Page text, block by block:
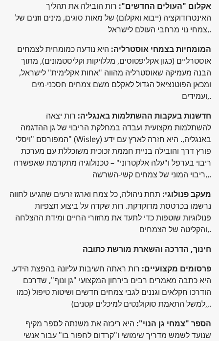
אקלום "העולים החדשים": רות הובילה את תהליך
האינטרודוקציה (ייבוא ואקלום) של מאות סוגים, מינים וזנים של
צמחי נוי מרחבי העולם לישראל,.
המומחיות בצמחי אוסטרליה: היא נודעה כמומחית לצמחים
אוסטרליים (כגון אקליפטוסים, מללויקות וקליסטמונים), מתוך
הבנה מעמיקה שאוסטרליה מהווה "אחות אקלימית" לישראל,
ומכאן הפוטנציאל הגדול לאקלם משם צמחים חסכני-מים
ועמידים,.
חדשנות בעקבות ההשתלמות באנגליה: רות יצאה
להשתלמות מקצועית ועבדה במחלקת הריבוי של גן ההדגמה
המפורסם "ויסלי" (Wisley) באנגליה,. היא חזרה לארץ עם ידע
פורץ דרך והובילה בניית חממת זכוכית משוכללת עם מערכת
ריבוי בערפל ו"עלה אלקטרוני" – טכנולוגיה מתקדמת שאפשרה
ריבוי המוני של צמחים קשי-השרשה,,.
מעקב פנולוגי: תחת ניהולה, כל צמח וארגז זרעים שהגיעו לחווה
נרשמו בכרטסת מדוקדקת. רות שקדה על ביצוע תצפיות
פנולוגיות שוטפות כדי לתעד את מחזורי החיים ומידת ההצלחה
והקליטה של הצמחים,.
חינוך, הדרכה והשארת מורשת כתובה
פרסומים מקצועיים: רות ראתה חשיבות עליונה בהפצת הידע.
היא כתבה מאמרים רבים בירחון המקצועי "גן ונוף", שדרכם
הודרכו חקלאים וגננים לגבי צמחים חדשים ושיטות טיפול (כמו
למשל התאמת סוקולנטים למיכלים קטנים),,.
הספר "צמחי גן הנוי": היא ריכזה את משנתה לספר מקיף
שנועד לשמש מדריך שימושי ו"קרדום לחפור בו" עבור אנשי